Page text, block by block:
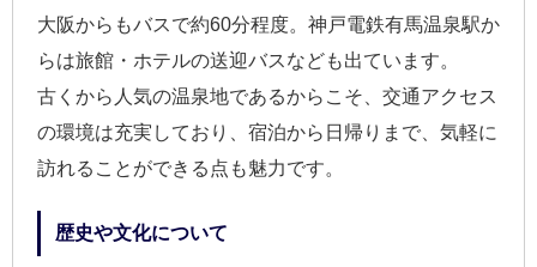
大阪からもバスで約60分程度。神戸電鉄有馬温泉駅か
らは旅館・ホテルの送迎バスなども出ています。
古くから人気の温泉地であるからこそ、交通アクセス
の環境は充実しており、宿泊から日帰りまで、気軽に
訪れることができる点も魅力です。
歴史や文化について